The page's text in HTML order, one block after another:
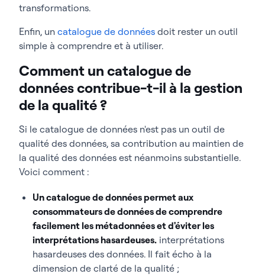
transformations.
Enfin, un catalogue de données doit rester un outil
simple à comprendre et à utiliser.
Comment un catalogue de
données contribue-t-il à la gestion
de la qualité ?
Si le catalogue de données n'est pas un outil de
qualité des données, sa contribution au maintien de
la qualité des données est néanmoins substantielle.
Voici comment :
Un catalogue de données permet aux
consommateurs de données de comprendre
facilement les métadonnées et d'éviter les
interprétations hasardeuses. interprétations
hasardeuses des données. Il fait écho à la
dimension de clarté de la qualité ;